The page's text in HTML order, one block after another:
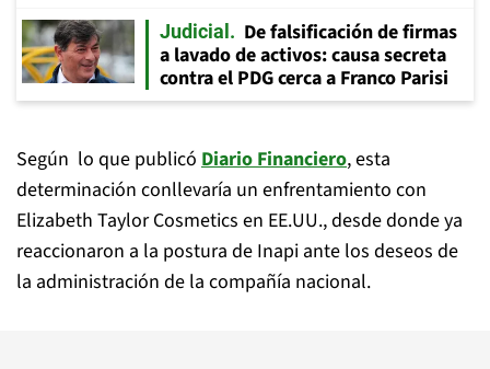
Judicial
De falsificación de firmas
a lavado de activos: causa secreta
contra el PDG cerca a Franco Parisi
Según lo que publicó Diario Financiero, esta
determinación conllevaría un enfrentamiento con
Elizabeth Taylor Cosmetics en EE.UU., desde donde ya
reaccionaron a la postura de Inapi ante los deseos de
la administración de la compañía nacional.